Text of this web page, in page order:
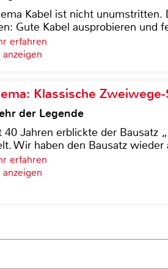
Kabel ist nicht
Gute Kabel ausprobieren und
erfahren
Klassische
der Legende
40 Jahren erblickte der Bausatz
Wir haben den Bausatz wieder
erfahren